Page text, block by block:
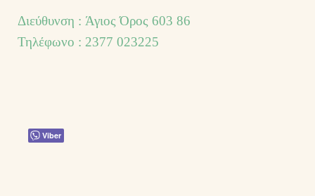
Διεύθυνση : Άγιος Όρος 603 86
Τηλέφωνο : 2377 023225
Viber